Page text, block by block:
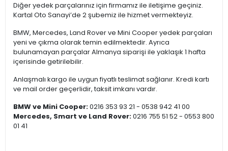
Diğer yedek parçalarınız için firmamız ile iletişime geçiniz.
Kartal Oto Sanayi’de 2 şubemiz ile hizmet vermekteyiz.
BMW, Mercedes, Land Rover ve Mini Cooper yedek parçaları
yeni ve çıkma olarak temin edilmektedir. Ayrıca
bulunamayan parçalar Almanya siparişi ile yaklaşık 1 hafta
içerisinde getirilebilir.
Anlaşmalı kargo ile uygun fiyatlı teslimat sağlanır. Kredi kartı
ve mail order geçerlidir, taksit imkanı vardır.
BMW ve Mini Cooper:0216 353 93 21 - 0538 942 41 00
Mercedes, Smart ve Land Rover:0216 755 51 52 - 0553 800
01 41